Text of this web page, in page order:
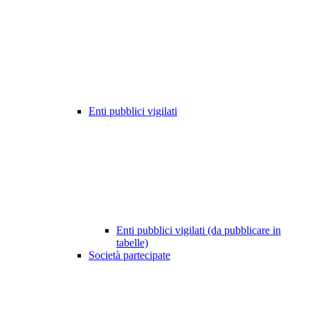
Enti pubblici vigilati
Enti pubblici vigilati (da pubblicare in
tabelle)
Società partecipate